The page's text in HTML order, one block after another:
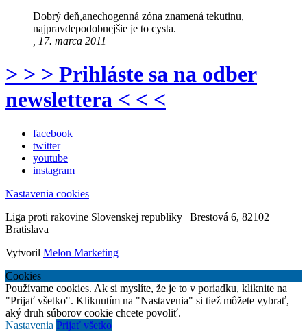
Dobrý deň,anechogenná zóna znamená tekutinu,
najpravdepodobnejšie je to cysta.
, 17. marca 2011
> > > Prihláste sa na odber
newslettera < < <
facebook
twitter
youtube
instagram
Nastavenia cookies
Liga proti rakovine Slovenskej republiky | Brestová 6, 82102
Bratislava
Vytvoril Melon Marketing
Cookies
Používame cookies. Ak si myslíte, že je to v poriadku, kliknite na
"Prijať všetko". Kliknutím na "Nastavenia" si tiež môžete vybrať,
aký druh súborov cookie chcete povoliť.
Nastavenia Prijať všetko